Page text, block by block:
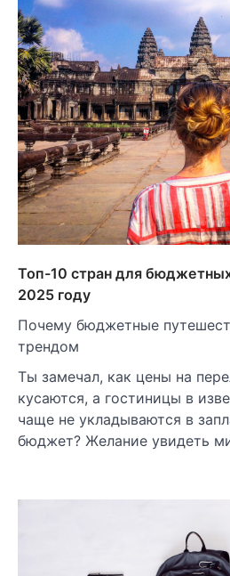
Топ-10 стран для
2025 году
Почему бюджетные
трендом
Ты замечал, как цены на
кусаются, а гостиницы в
чаще не укладываются в
бюджет? Желание увидеть